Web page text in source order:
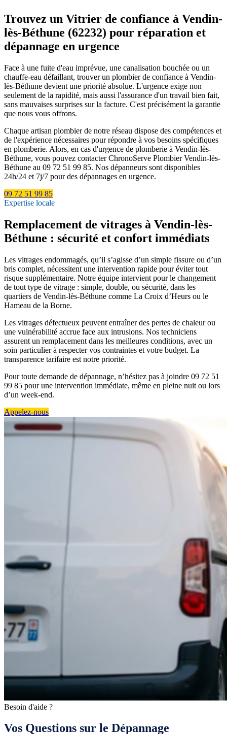
Trouvez un Vitrier de confiance à Vendin-
lès-Béthune (62232) pour réparation et
dépannage en urgence
Face à une fuite d'eau imprévue, une canalisation bouchée ou un
chauffe-eau défaillant, trouver un plombier de confiance à Vendin-
lès-Béthune devient une priorité absolue. L'urgence exige non
seulement de la rapidité, mais aussi l'assurance d'un travail bien fait,
sans mauvaises surprises sur la facture. C'est précisément la garantie
que nous vous offrons.
Chaque artisan plombier de notre réseau dispose des compétences et
de l'expérience nécessaires pour répondre à vos besoins spécifiques
en plomberie. Alors, en cas d'urgence de plomberie à Vendin-lès-
Béthune, vous pouvez contacter ChronoServe Plombier Vendin-lès-
Béthune au 09 72 51 99 85. Nos dépanneurs sont disponibles
24h/24 et 7j/7 pour des dépannages en urgence.
09 72 51 99 85
Expertise locale
Remplacement de vitrages à Vendin-lès-
Béthune : sécurité et confort immédiats
Les vitrages endommagés, qu’il s’agisse d’un simple fissure ou d’un
bris complet, nécessitent une intervention rapide pour éviter tout
risque supplémentaire. Notre équipe intervient pour le changement
de tout type de vitrage : simple, double, ou sécurité, dans les
quartiers de Vendin-lès-Béthune comme La Croix d’Heurs ou le
Hameau de la Borne.
Les vitrages défectueux peuvent entraîner des pertes de chaleur ou
une vulnérabilité accrue face aux intrusions. Nos techniciens
assurent un remplacement dans les meilleures conditions, avec un
soin particulier à respecter vos contraintes et votre budget. La
transparence tarifaire est notre priorité.
Pour toute demande de dépannage, n’hésitez pas à joindre 09 72 51
99 85 pour une intervention immédiate, même en pleine nuit ou lors
d’un week-end.
Appelez-nous
Besoin d'aide ?
Vos Questions sur le Dépannage